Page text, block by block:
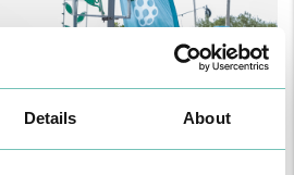
Details About